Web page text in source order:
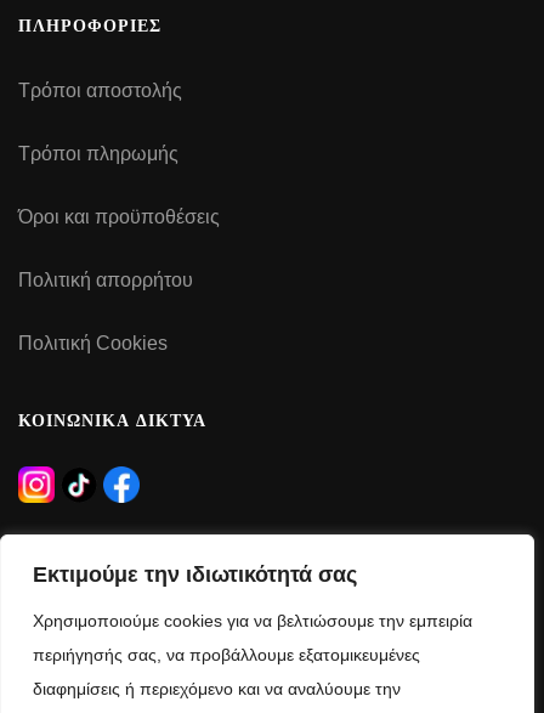
Εκτιμούμε την ιδιωτικότητά σας
Χρησιμοποιούμε cookies για να βελτιώσουμε την εμπειρία
περιήγησής σας, να προβάλλουμε εξατομικευμένες
διαφημίσεις ή περιεχόμενο και να αναλύουμε την
ΠΛΗΡΟΦΟΡΙΕΣ
Τρόποι αποστολής
Τρόποι πληρωμής
Όροι και προϋποθέσεις
Πολιτική απορρήτου
Πολιτική Cookies
ΚΟΙΝΩΝΙΚΑ ΔΙΚΤΥΑ
Δευτέρα – Τρίτη – Πέμπτη – Παρασκευή:
09:00 – 21:00
Τετάρτη – Σάββατο: